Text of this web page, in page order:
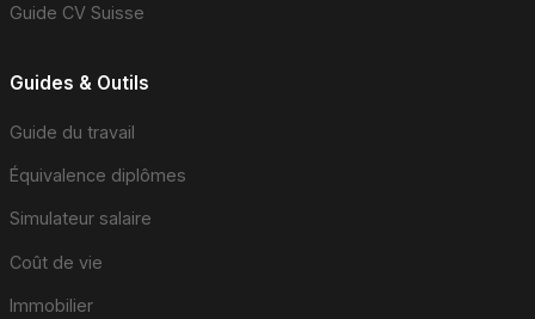
Guide CV Suisse
Guides & Outils
Guide du travail
Équivalence diplômes
Simulateur salaire
Coût de vie
Immobilier